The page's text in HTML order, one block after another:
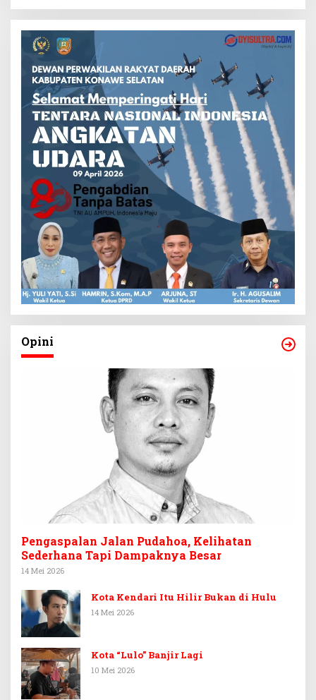
Opini
Pengaspalan Jalan Pudahoa, Kelihatan
Sederhana Tapi Dampaknya Besar
14 Mei 2026
Kota Kendari Itu Hilir Bukan di Hulu
14 Mei 2026
Kota “Lulo” Banjir Lagi
10 Mei 2026